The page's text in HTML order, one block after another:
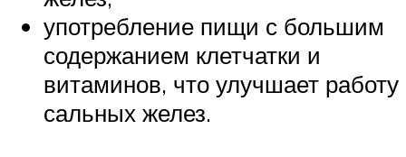
употребление пищи с большим
содержанием клетчатки и
витаминов, что улучшает работу
сальных желез.